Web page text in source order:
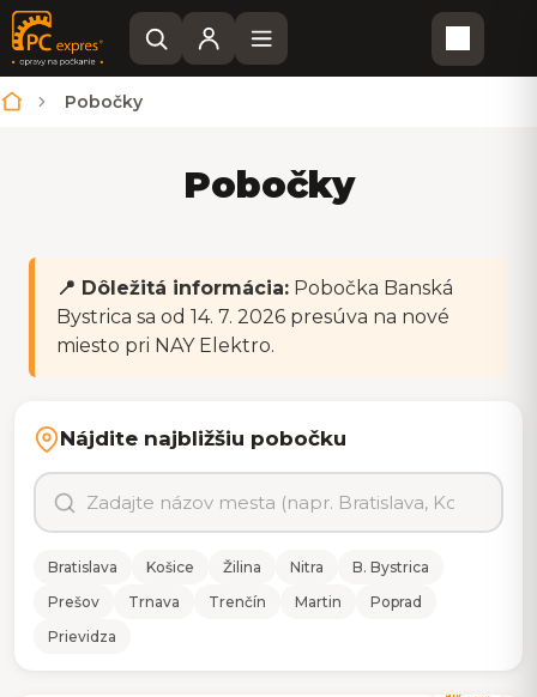
Domov
Pobočky
Pobočky
📍 Dôležitá informácia: Pobočka Banská
Bystrica sa od 14. 7. 2026 presúva na nové
miesto pri NAY Elektro.
Nájdite najbližšiu pobočku
Bratislava Košice Žilina Nitra
B. Bystrica
Prešov
Trnava Trenčín Martin
Poprad
Prievidza